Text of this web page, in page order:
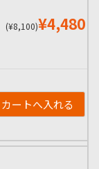
(¥8,100)¥4,480